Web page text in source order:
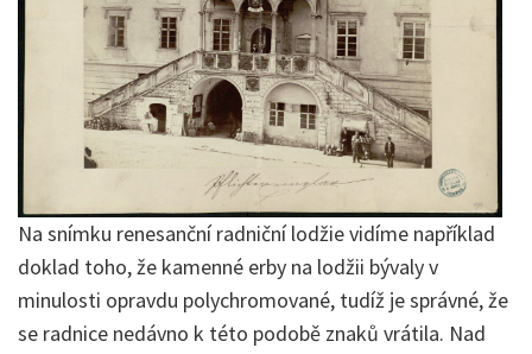
Na snímku renesanční radniční lodžie vidíme například
doklad toho, že kamenné erby na lodžii bývaly v
minulosti opravdu polychromované, tudíž je správné, že
se radnice nedávno k této podobě znaků vrátila. Nad